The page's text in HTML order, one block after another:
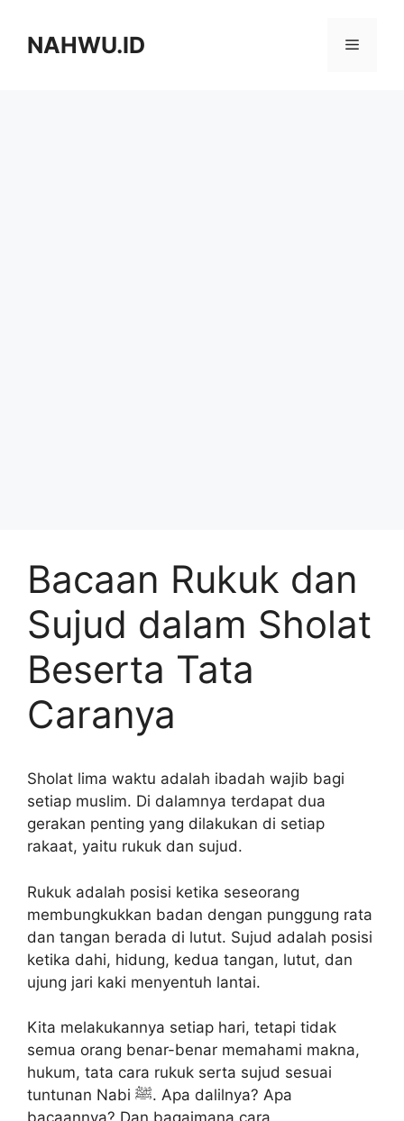
NAHWU.ID Menu
Bacaan Rukuk dan
Sujud dalam Sholat
Beserta Tata
Caranya
Sholat lima waktu adalah ibadah wajib bagi
setiap muslim. Di dalamnya terdapat dua
gerakan penting yang dilakukan di setiap
rakaat, yaitu rukuk dan sujud.
Rukuk adalah posisi ketika seseorang
membungkukkan badan dengan punggung rata
dan tangan berada di lutut. Sujud adalah posisi
ketika dahi, hidung, kedua tangan, lutut, dan
ujung jari kaki menyentuh lantai.
Kita melakukannya setiap hari, tetapi tidak
semua orang benar-benar memahami makna,
hukum, tata cara rukuk serta sujud sesuai
tuntunan Nabi ﷺ. Apa dalilnya? Apa
bacaannya? Dan bagaimana cara